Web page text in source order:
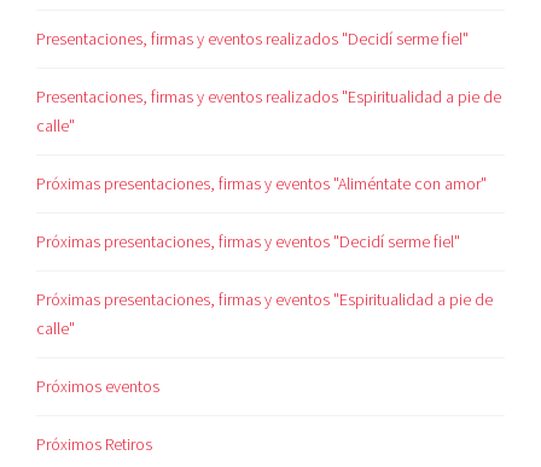
Presentaciones, firmas y eventos realizados "Decidí serme fiel"
Presentaciones, firmas y eventos realizados "Espiritualidad a pie de
calle"
Próximas presentaciones, firmas y eventos "Aliméntate con amor"
Próximas presentaciones, firmas y eventos "Decidí serme fiel"
Próximas presentaciones, firmas y eventos "Espiritualidad a pie de
calle"
Próximos eventos
Próximos Retiros